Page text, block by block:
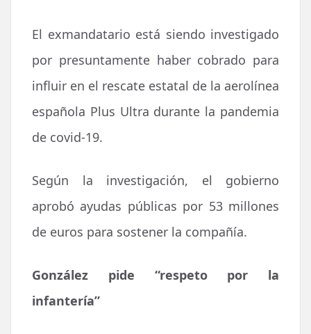
El exmandatario está siendo investigado
por presuntamente haber cobrado para
influir en el rescate estatal de la aerolínea
española Plus Ultra durante la pandemia
de covid-19.
Según la investigación, el gobierno
aprobó ayudas públicas por 53 millones
de euros para sostener la compañía.
González pide “respeto por la
infantería”